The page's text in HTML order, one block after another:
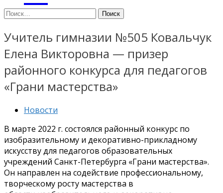
Найти:
Учитель гимназии №505 Ковальчук
Елена Викторовна — призер
районного конкурса для педагогов
«Грани мастерства»
Новости
В марте 2022 г. состоялся районный конкурс по
изобразительному и декоративно-прикладному
искусству для педагогов образовательных
учреждений Санкт-Петербурга «Грани мастерства».
Он направлен на содействие профессиональному,
творческому росту мастерства в